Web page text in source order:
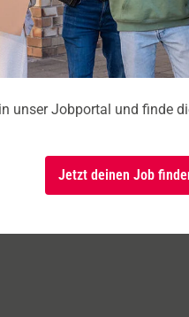
unser Jobportal und finde
Jetzt deinen Job